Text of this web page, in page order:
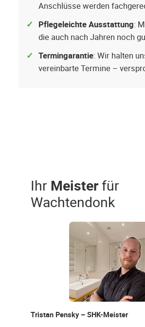
Anschlüsse werden
Pflegeleichte Ausstattung:
die auch nach Jahren noch
Termingarantie: Wir halten
vereinbarte Termine –
Ihr Meisterfür
Wachtendonk
Tristan Pensky – SHK-Meister